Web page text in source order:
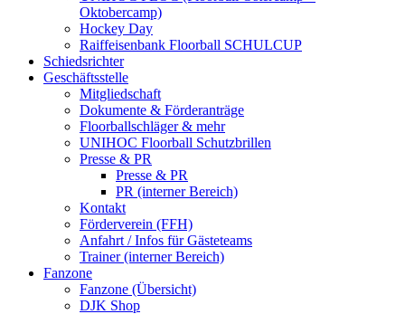
Oktobercamp)
Hockey Day
Raiffeisenbank Floorball SCHULCUP
Schiedsrichter
Geschäftsstelle
Mitgliedschaft
Dokumente & Förderanträge
Floorballschläger & mehr
UNIHOC Floorball Schutzbrillen
Presse & PR
Presse & PR
PR (interner Bereich)
Kontakt
Förderverein (FFH)
Anfahrt / Infos für Gästeteams
Trainer (interner Bereich)
Fanzone
Fanzone (Übersicht)
DJK Shop